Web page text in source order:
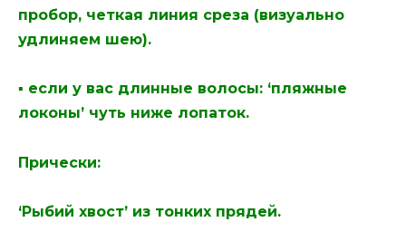
пробор, четкая линия среза (визуально
удлиняем шею).
▪ если у вас длинные волосы: ‘пляжные
локоны’ чуть ниже лопаток.
Прически:
‘Рыбий хвост’ из тонких прядей.